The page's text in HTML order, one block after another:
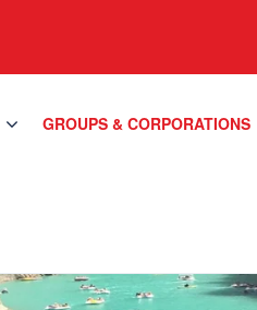
GROUPS & CORPORATIONS